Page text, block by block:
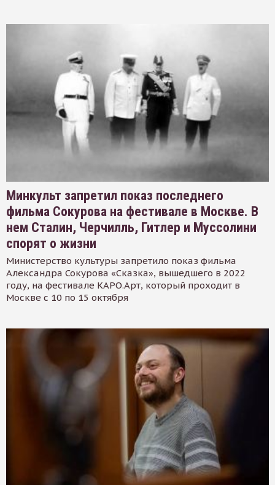
Минкульт запретил показ последнего
фильма Сокурова на фестивале в Москве. В
нем Сталин, Черчилль, Гитлер и Муссолини
спорят о жизни
Министерство культуры запретило показ фильма
Александра Сокурова «Сказка», вышедшего в 2022
году, на фестивале КАРО.Арт, который проходит в
Москве с 10 по 15 октября